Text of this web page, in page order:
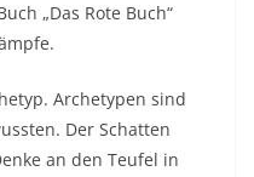
„Das Rote Buch“
Archetypen sind
Der Schatten
an den Teufel in